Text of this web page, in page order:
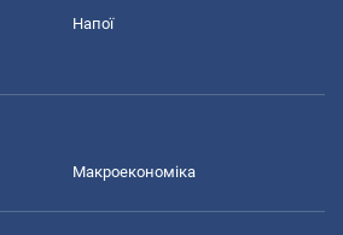
Напої
Макроекономіка